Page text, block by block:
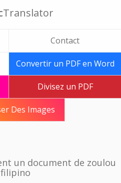
Translator
Contact
Convertir un PDF en Word
Divisez un PDF
Des Images
un document de zoulou